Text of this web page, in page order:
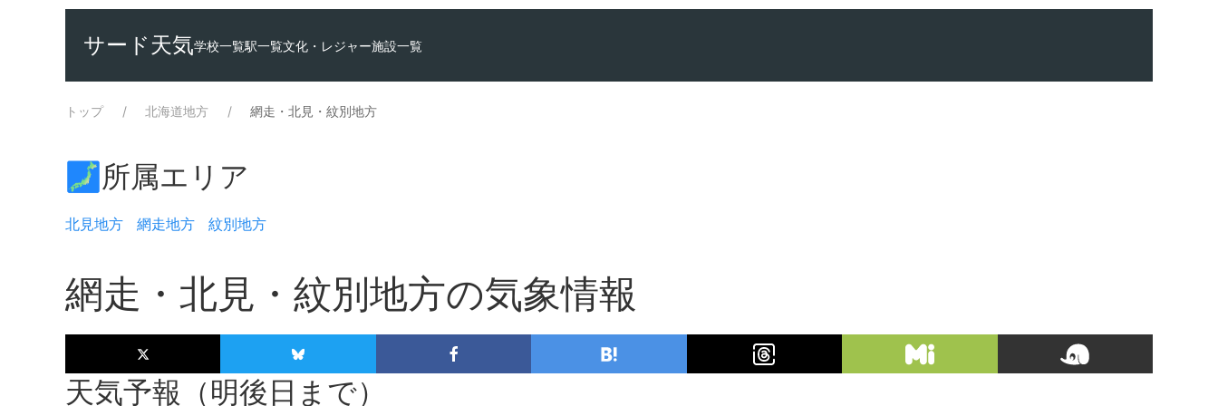
サード天気学校一覧駅一覧文化・レジャー施設一覧
トップ 北海道地方 網走・北見・紋別地方
🗾所属エリア
北見地方 網走地方 紋別地方
網走・北見・紋別地方の気象情報
天気予報（明後日まで）